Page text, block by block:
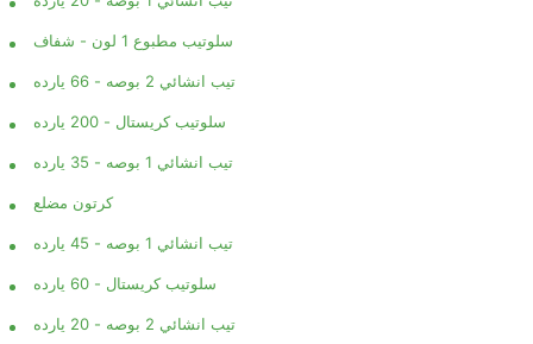
سلوتيب مطبوع 1 لون - شفاف
تيب انشائي 2 بوصه - 66 يارده
سلوتيب كريستال - 200 يارده
تيب انشائي 1 بوصه - 35 يارده
كرتون مضلع
تيب انشائي 1 بوصه - 45 يارده
سلوتيب كريستال - 60 يارده
تيب انشائي 2 بوصه - 20 يارده